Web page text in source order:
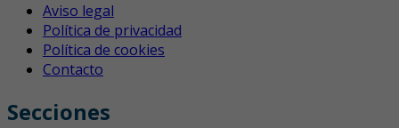
Aviso legal
Política de privacidad
Política de cookies
Contacto
Secciones